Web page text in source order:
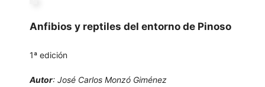
Anfibios y reptiles del entorno de Pinoso
1ª edición